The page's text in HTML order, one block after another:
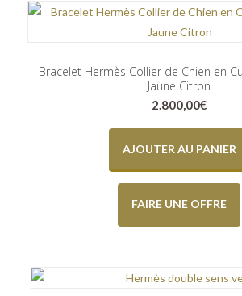
Bracelet Hermès Collier de Chien en
Jaune Citron
2.800,00€
AJOUTER AU PANIER
FAIRE UNE OFFRE